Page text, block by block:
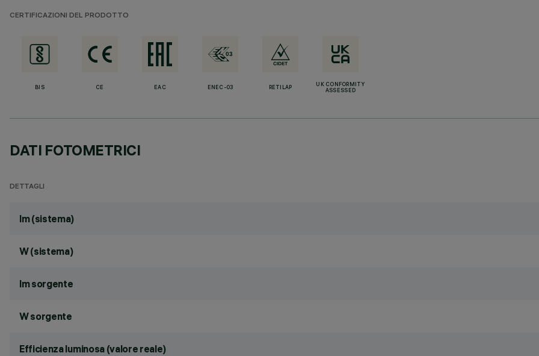
CERTIFICAZIONI DEL PRODOTTO
BIS CE EAC ENEC-03 RETILAP
UK CONFORMITY
ASSESSED
DATI FOTOMETRICI
DETTAGLI
lm (sistema)
W (sistema)
lm sorgente
W sorgente
Efficienza luminosa (valore reale)